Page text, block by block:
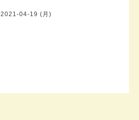
2021-04-19 (月)